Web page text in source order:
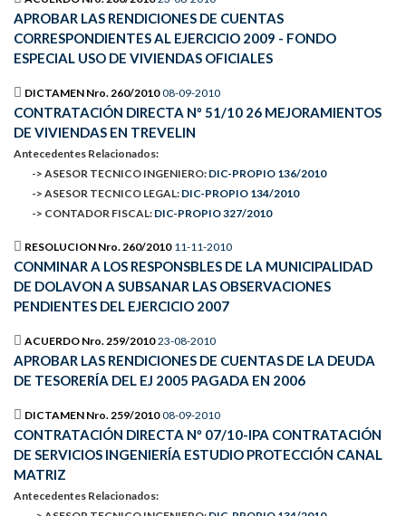
APROBAR LAS RENDICIONES DE CUENTAS
CORRESPONDIENTES AL EJERCICIO 2009 - FONDO
ESPECIAL USO DE VIVIENDAS OFICIALES
DICTAMEN Nro. 260/2010 08-09-2010
CONTRATACIÓN DIRECTA Nº 51/10 26 MEJORAMIENTOS
DE VIVIENDAS EN TREVELIN
Antecedentes Relacionados:
-> ASESOR TECNICO INGENIERO: DIC-PROPIO 136/2010
-> ASESOR TECNICO LEGAL: DIC-PROPIO 134/2010
-> CONTADOR FISCAL: DIC-PROPIO 327/2010
RESOLUCION Nro. 260/2010 11-11-2010
CONMINAR A LOS RESPONSBLES DE LA MUNICIPALIDAD
DE DOLAVON A SUBSANAR LAS OBSERVACIONES
PENDIENTES DEL EJERCICIO 2007
ACUERDO Nro. 259/2010 23-08-2010
APROBAR LAS RENDICIONES DE CUENTAS DE LA DEUDA
DE TESORERÍA DEL EJ 2005 PAGADA EN 2006
DICTAMEN Nro. 259/2010 08-09-2010
CONTRATACIÓN DIRECTA Nº 07/10-IPA CONTRATACIÓN
DE SERVICIOS INGENIERÍA ESTUDIO PROTECCIÓN CANAL
MATRIZ
Antecedentes Relacionados: